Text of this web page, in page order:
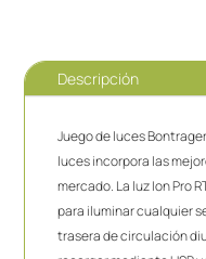
Descripción
Juego de luces
luces incorpora las
mercado. La luz Ion Pro
para iluminar cualquier
trasera de circulación